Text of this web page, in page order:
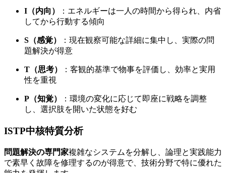
I（内向）
：エネルギーは一人の時間から得られ、内省
してから行動する傾向
S（感覚）
：現在観察可能な詳細に集中し、実際の問
題解決が得意
T（思考）
：客観的基準で物事を評価し、効率と実用
性を重視
P（知覚）
：環境の変化に応じて即座に戦略を調整
し、選択肢を開いた状態を好む
ISTP中核特質分析
問題解決の専門家複雑なシステムを分解し、論理と実践能力
で素早く故障を修理するのが得意で、技術分野で特に優れた